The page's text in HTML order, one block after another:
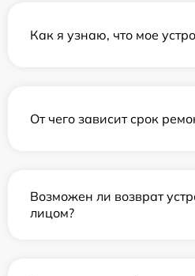
Как я узнаю, что мое
От чего зависит срок
Возможен ли возврат
лицом?